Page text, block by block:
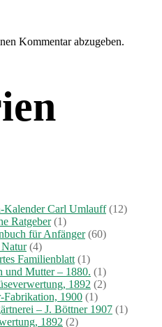
Kommentar abzugeben.
Kalender Carl Umlauff(12)
Ratgeber(1)
für Anfänger(60)
(4)
Familienblatt (1)
und Mutter – 1880. (1)
1892 (2)
1900 (1)
– J. Böttner 1907 (1)
1892 (2)